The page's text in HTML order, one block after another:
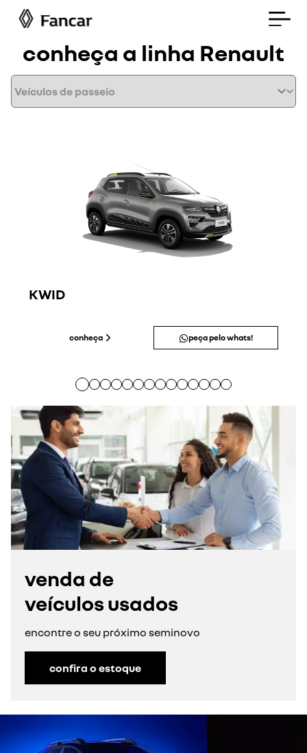
conheça a linha Renault
KWID
conheça peça pelo whats!
venda de
veículos usados
encontre o seu próximo seminovo
confira o estoque